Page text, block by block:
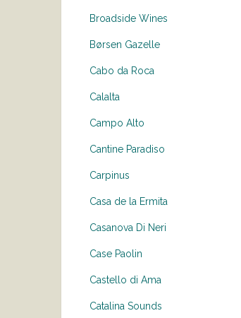
Broadside Wines
Børsen Gazelle
Cabo da Roca
Calalta
Campo Alto
Cantine Paradiso
Carpinus
Casa de la Ermita
Casanova Di Neri
Case Paolin
Castello di Ama
Catalina Sounds